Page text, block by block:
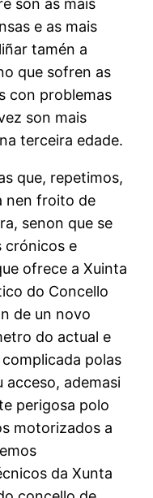
son as mais
e as mais
tamén a
que sofren as
con problemas
son mais
terceira edade.
que, repetimos,
nen froito de
senon que se
crónicos e
ofrece a Xuinta
do Concello
de un novo
do actual e
polas
acceso, ademasi
perigosa polo
motorizados a
da Xunta